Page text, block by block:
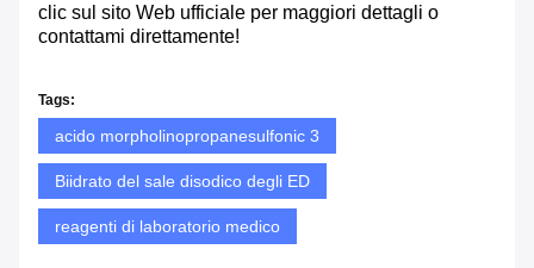
clic sul sito Web ufficiale per maggiori dettagli o
contattami direttamente!
Tags:
acido morpholinopropanesulfonic 3
Biidrato del sale disodico degli ED
reagenti di laboratorio medico